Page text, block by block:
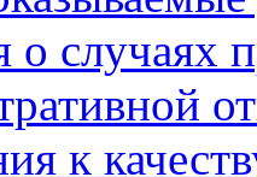
о случаях
к